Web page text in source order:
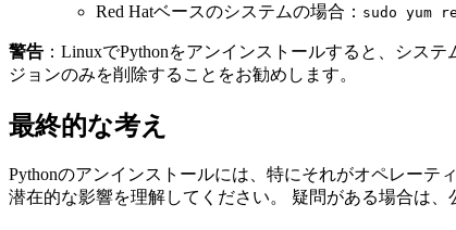
Red Hatベースのシステムの場合： sudo yum
警告 ：LinuxでPythonをアンインストールすると、シス
ジョンのみを削除することをお勧めします。
最終的な考え
Pythonのアンインストールには、特にそれがオペレーテ
潜在的な影響を理解してください。 疑問がある場合は